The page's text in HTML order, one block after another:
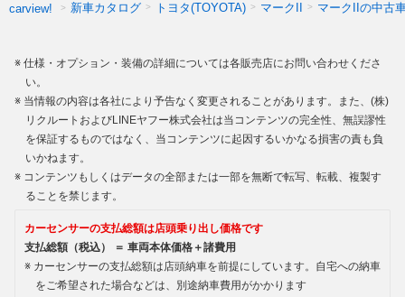
carview! 新車カタログ トヨタ(TOYOTA) マークII マークIIの中古
仕様・オプション・装備の詳細については各販売店にお問い合わせくださ
い。
当情報の内容は各社により予告なく変更されることがあります。また、(株)
リクルートおよびLINEヤフー株式会社は当コンテンツの完全性、無誤謬性
を保証するものではなく、当コンテンツに起因するいかなる損害の責も負
いかねます。
コンテンツもしくはデータの全部または一部を無断で転写、転載、複製す
ることを禁じます。
カーセンサーの支払総額は店頭乗り出し価格です
支払総額（税込） ＝ 車両本体価格＋諸費用
カーセンサーの支払総額は店頭納車を前提にしています。自宅への納車
をご希望された場合などは、別途納車費用がかかります